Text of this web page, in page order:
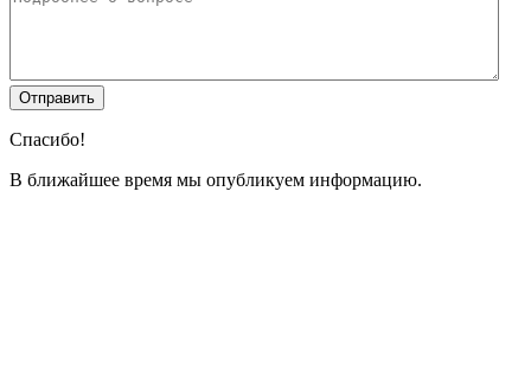
Спасибо!
В ближайшее время мы опубликуем информацию.